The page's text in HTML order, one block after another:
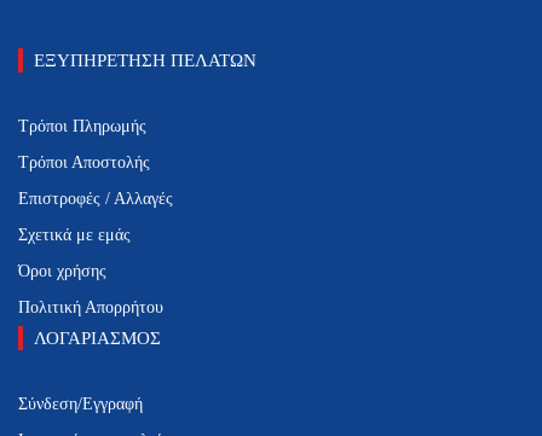
ΕΞΥΠΗΡΕΤΗΣΗ ΠΕΛΑΤΩΝ
Τρόποι Πληρωμής
Τρόποι Αποστολής
Επιστροφές / Αλλαγές
Σχετικά με εμάς
Όροι χρήσης
Πολιτική Απορρήτου
ΛΟΓΑΡΙΑΣΜΟΣ
Σύνδεση/Εγγραφή